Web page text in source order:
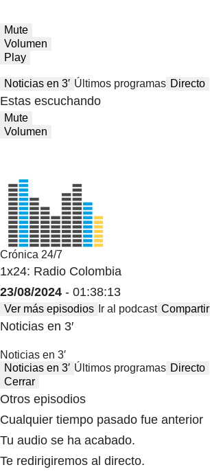
Mute
Volumen
Play
Noticias en 3′ Últimos programas Directo
Estas escuchando
Mute
Volumen
Crónica 24/7
1x24: Radio Colombia
23/08/2024 - 01:38:13
Ver más episodios Ir al podcast Compartir
Noticias en 3′
Noticias en 3′
Noticias en 3′ Últimos programas Directo
Cerrar
Otros episodios
Cualquier tiempo pasado fue anterior
Tu audio se ha acabado.
Te redirigiremos al directo.